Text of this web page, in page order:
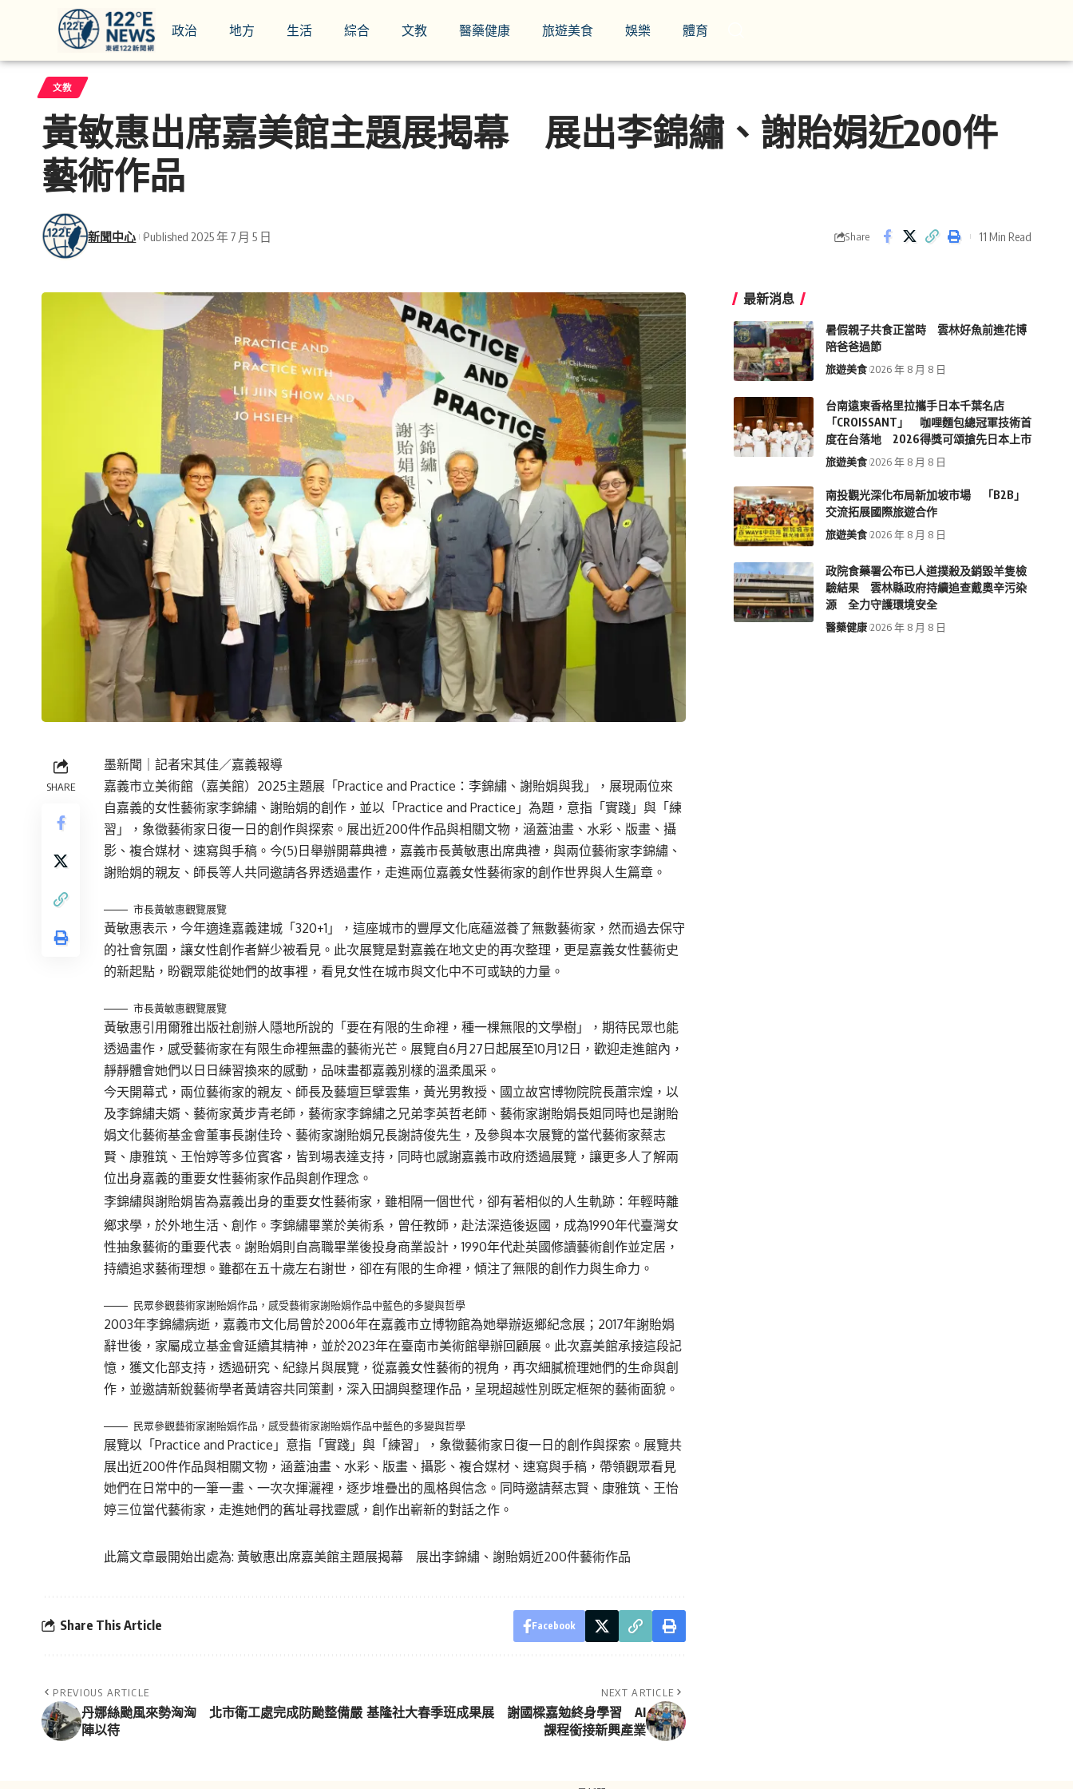
政治 地方 生活 綜合 文教 醫藥健康 旅遊美食 娛樂 體育
文教
黃敏惠出席嘉美館主題展揭幕 展出李錦繡、謝貽娟近200件
藝術作品
新聞中心 Published 2025 年 7 月 5 日 Share 11 Min Read
SHARE
墨新聞 ｜記者宋其佳／嘉義報導
嘉義市立美術館（嘉美館）2025主題展「Practice and Practice：李錦繡、謝貽娟與我」，展現兩位來
自嘉義的女性藝術家李錦繡、謝貽娟的創作，並以「Practice and Practice」為題，意指「實踐」與「練
習」，象徵藝術家日復一日的創作與探索。展出近200件作品與相關文物，涵蓋油畫、水彩、版畫、攝
影、複合媒材、速寫與手稿。今(5)日舉辦開幕典禮，嘉義市長黃敏惠出席典禮，與兩位藝術家李錦繡、
謝貽娟的親友、師長等人共同邀請各界透過畫作，走進兩位嘉義女性藝術家的創作世界與人生篇章。
市長黃敏惠觀覽展覽
黃敏惠表示，今年適逢嘉義建城「320+1」，這座城市的豐厚文化底蘊滋養了無數藝術家，然而過去保守
的社會氛圍，讓女性創作者鮮少被看見。此次展覽是對嘉義在地文史的再次整理，更是嘉義女性藝術史
的新起點，盼觀眾能從她們的故事裡，看見女性在城市與文化中不可或缺的力量。
市長黃敏惠觀覽展覽
黃敏惠引用爾雅出版社創辦人隱地所說的「要在有限的生命裡，種一棵無限的文學樹」，期待民眾也能
透過畫作，感受藝術家在有限生命裡無盡的藝術光芒。展覽自6月27日起展至10月12日，歡迎走進館內，
靜靜體會她們以日日練習換來的感動，品味畫都嘉義別樣的溫柔風采。
今天開幕式，兩位藝術家的親友、師長及藝壇巨擘雲集，黃光男教授、國立故宮博物院院長蕭宗煌，以
及李錦繡夫婿、藝術家黃步青老師，藝術家李錦繡之兄弟李英哲老師、藝術家謝貽娟長姐同時也是謝貽
娟文化藝術基金會董事長謝佳玲、藝術家謝貽娟兄長謝詩俊先生，及參與本次展覽的當代藝術家蔡志
賢、康雅筑、王怡婷等多位賓客，皆到場表達支持，同時也感謝嘉義市政府透過展覽，讓更多人了解兩
位出身嘉義的重要女性藝術家作品與創作理念。
李錦繡與謝貽娟皆為嘉義出身的重要女性藝術家，雖相隔一個世代，卻有著相似的人生軌跡：年輕時離
鄉求學，於外地生活、創作。李錦繡畢業於美術系，曾任教師，赴法深造後返國，成為1990年代臺灣女
性抽象藝術的重要代表。謝貽娟則自高職畢業後投身商業設計，1990年代赴英國修讀藝術創作並定居，
持續追求藝術理想。雖都在五十歲左右謝世，卻在有限的生命裡，傾注了無限的創作力與生命力。
民眾參觀藝術家謝貽娟作品，感受藝術家謝貽娟作品中藍色的多變與哲學
2003年李錦繡病逝，嘉義市文化局曾於2006年在嘉義市立博物館為她舉辦返鄉紀念展；2017年謝貽娟
辭世後，家屬成立基金會延續其精神，並於2023年在臺南市美術館舉辦回顧展。此次嘉美館承接這段記
憶，獲文化部支持，透過研究、紀錄片與展覽，從嘉義女性藝術的視角，再次細膩梳理她們的生命與創
作，並邀請新銳藝術學者黃靖容共同策劃，深入田調與整理作品，呈現超越性別既定框架的藝術面貌。
民眾參觀藝術家謝貽娟作品，感受藝術家謝貽娟作品中藍色的多變與哲學
展覽以「Practice and Practice」意指「實踐」與「練習」，象徵藝術家日復一日的創作與探索。展覽共
展出近200件作品與相關文物，涵蓋油畫、水彩、版畫、攝影、複合媒材、速寫與手稿，帶領觀眾看見
她們在日常中的一筆一畫、一次次揮灑裡，逐步堆疊出的風格與信念。同時邀請蔡志賢、康雅筑、王怡
婷三位當代藝術家，走進她們的舊址尋找靈感，創作出嶄新的對話之作。
此篇文章最開始出處為: 黃敏惠出席嘉美館主題展揭幕 展出李錦繡、謝貽娟近200件藝術作品
Share This Article Facebook
PREVIOUS ARTICLE
丹娜絲颱風來勢洶洶 北市衛工處完成防颱整備嚴
陣以待
NEXT ARTICLE
基隆社大春季班成果展 謝國樑嘉勉終身學習 AI
課程銜接新興產業
最新消息
暑假親子共食正當時 雲林好魚前進花博
陪爸爸過節
旅遊美食 2026 年 8 月 8 日
台南遠東香格里拉攜手日本千葉名店
「CROISSANT」 咖哩麵包總冠軍技術首
度在台落地 2026得獎可頌搶先日本上市
旅遊美食 2026 年 8 月 8 日
南投觀光深化布局新加坡市場 「B2B」
交流拓展國際旅遊合作
旅遊美食 2026 年 8 月 8 日
政院食藥署公布已人道撲殺及銷毀羊隻檢
驗結果 雲林縣政府持續追查戴奧辛污染
源 全力守護環境安全
醫藥健康 2026 年 8 月 8 日